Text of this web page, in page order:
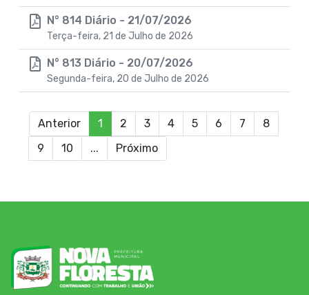
N° 814 Diário - 21/07/2026
Terça-feira, 21 de Julho de 2026
N° 813 Diário - 20/07/2026
Segunda-feira, 20 de Julho de 2026
Anterior 1 2 3 4 5 6 7
8
9
10 ... Próximo